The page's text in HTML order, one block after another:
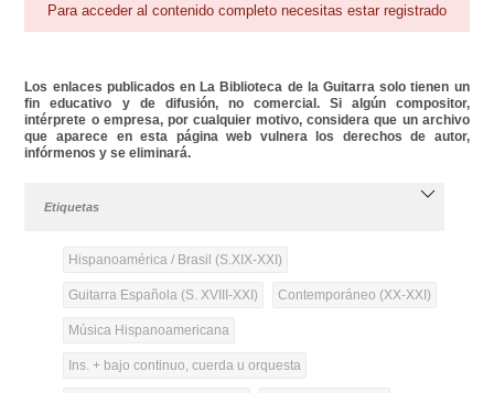
Para acceder al contenido completo necesitas estar registrado
Los enlaces publicados en La Biblioteca de la Guitarra solo tienen un
fin educativo y de difusión, no comercial. Si algún compositor,
intérprete o empresa, por cualquier motivo, considera que un archivo
que aparece en esta página web vulnera los derechos de autor,
infórmenos y se eliminará.
Etiquetas
Hispanoamérica / Brasil (S.XIX-XXI)
Guitarra Española (S. XVIII-XXI) Contemporáneo (XX-XXI)
Música Hispanoamericana
Ins. + bajo continuo, cuerda u orquesta